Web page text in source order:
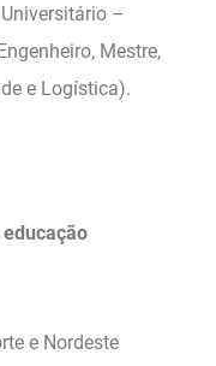
–
Mestre,
e Logística).
e Nordeste